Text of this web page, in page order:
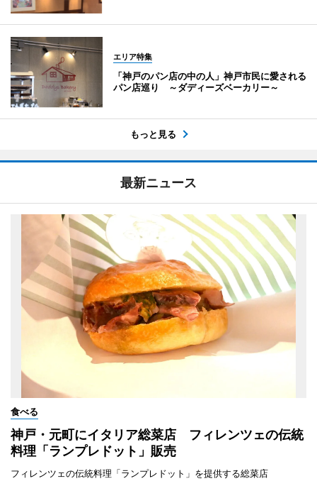
エリア特集
「神戸のパン店の中の人」神戸市民に愛される
パン店巡り ～ダディーズベーカリー～
もっと見る
最新ニュース
食べる
神戸・元町にイタリア総菜店 フィレンツェの伝統
料理「ランプレドット」販売
フィレンツェの伝統料理「ランプレドット」を提供する総菜店